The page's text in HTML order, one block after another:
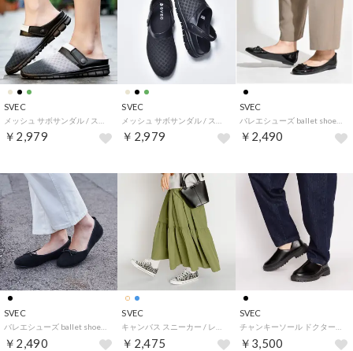
SVEC
￥2,979
SVEC
￥2,979
SVEC
バレエシューズ ballet shoes / リボンパンプス (ブラックエナメル)
￥2,490
SVEC
￥2,490
SVEC
￥2,475
SVEC
￥3,500